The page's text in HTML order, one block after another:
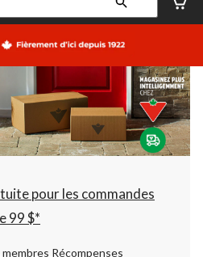
Leduc,
AB,
courament
Fermeture
à
22:00
cliquer
pour
changer
pour les commandes
99 $*
Récompenses